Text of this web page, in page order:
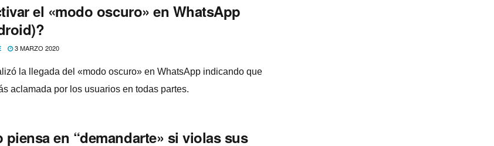
el «modo oscuro» en WhatsApp
3 MARZO 2020
la llegada del «modo oscuro» en WhatsApp indicando que
aclamada por los usuarios en todas partes.
piensa en “demandarte» si violas sus